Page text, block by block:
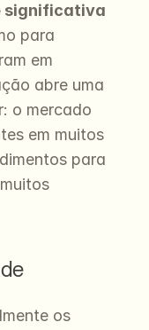
significativa
para
em
abre uma
o mercado
em muitos
para
os